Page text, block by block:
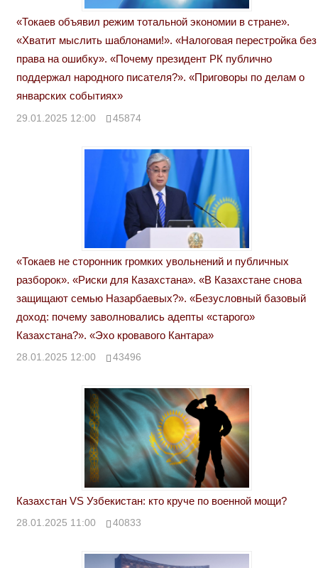
«Токаев объявил режим тотальной экономии в стране».
«Хватит мыслить шаблонами!». «Налоговая перестройка без
права на ошибку». «Почему президент РК публично
поддержал народного писателя?». «Приговоры по делам о
январских событиях»
29.01.2025 12:00 45874
«Токаев не сторонник громких увольнений и публичных
разборок». «Риски для Казахстана». «В Казахстане снова
защищают семью Назарбаевых?». «Безусловный базовый
доход: почему заволновались адепты «старого»
Казахстана?». «Эхо кровавого Кантара»
28.01.2025 12:00 43496
Казахстан VS Узбекистан: кто круче по военной мощи?
28.01.2025 11:00 40833